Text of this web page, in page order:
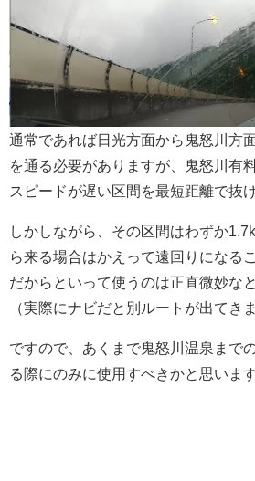
通常であれば日光方面から鬼怒川方
を通る必要がありますが、鬼怒川有
スピードが遅い区間を最短距離で抜
しかしながら、その区間はわずか
ら来る場合はかえって遠回りになる
だからといって使うのは正直微妙な
（実際にナビだと別ルートが出てき
ですので、あくまで鬼怒川温泉まで
る際にのみに使用すべきかと思います